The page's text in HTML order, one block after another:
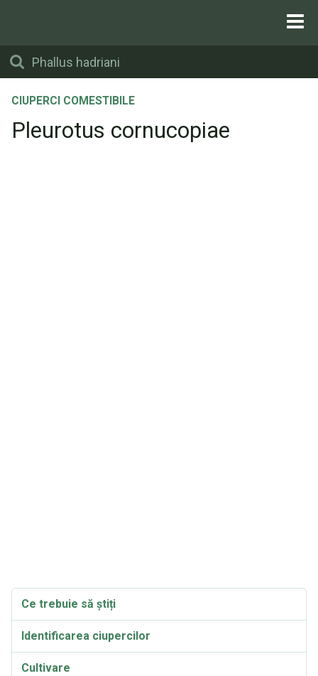
CIUPERCI COMESTIBILE
Pleurotus cornucopiae
Ce trebuie să știți
Identificarea ciupercilor
Cultivare